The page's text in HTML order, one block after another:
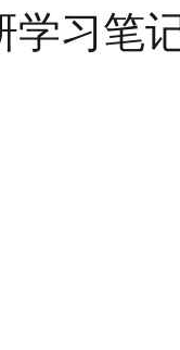
学习笔